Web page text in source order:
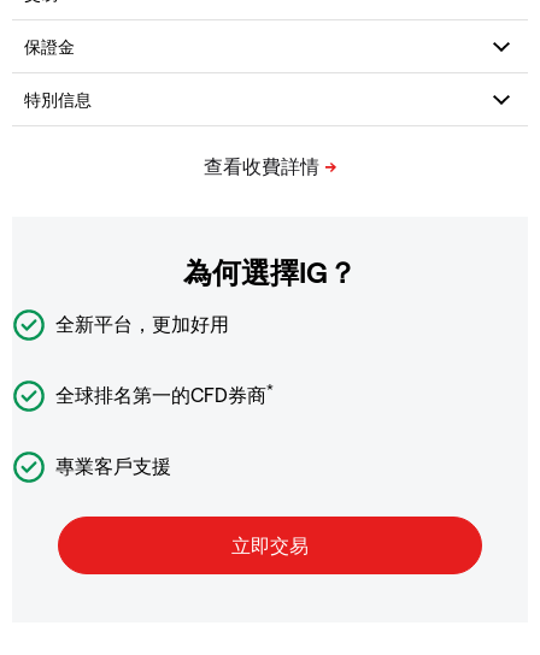
為何選擇IG？
全新平台，更加好用
全球排名第一的CFD券商*
專業客戶支援